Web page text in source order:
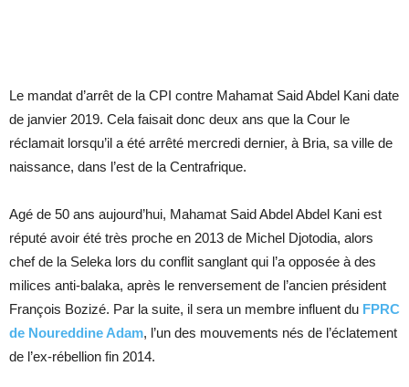
Le mandat d’arrêt de la CPI contre Mahamat Said Abdel Kani date
de janvier 2019. Cela faisait donc deux ans que la Cour le
réclamait lorsqu’il a été arrêté mercredi dernier, à Bria, sa ville de
naissance, dans l’est de la Centrafrique.
Agé de 50 ans aujourd’hui, Mahamat Said Abdel Abdel Kani est
réputé avoir été très proche en 2013 de Michel Djotodia, alors
chef de la Seleka lors du conflit sanglant qui l’a opposée à des
milices anti-balaka, après le renversement de l’ancien président
François Bozizé. Par la suite, il sera un membre influent du FPRC
de Noureddine Adam, l’un des mouvements nés de l’éclatement
de l’ex-rébellion fin 2014.